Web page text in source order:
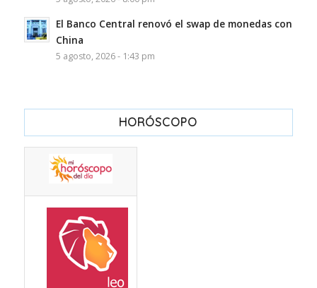
El Banco Central renovó el swap de monedas con
China
5 agosto, 2026 - 1:43 pm
HORÓSCOPO